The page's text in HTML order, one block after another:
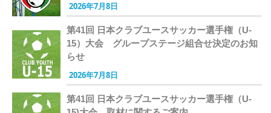
2026年7月8日
第41回 日本クラブユースサッカー選手権（U-
15）大会 グループステージ組合せ決定のお知
らせ
2026年7月8日
第41回 日本クラブユースサッカー選手権（U-